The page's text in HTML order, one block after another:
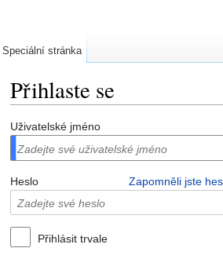
Přihlaste se
Uživatelské jméno
Heslo Zapomněli jste
Přihlásit trvale
Speciální stránka